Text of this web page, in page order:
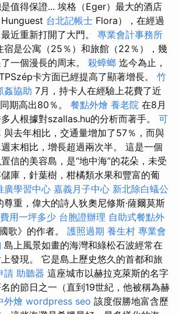
值得保證... 埃格（Eger）最大的酒店
台北記帳士 Flora），在經過
近重新打開了大門。 專業會計事務所
宿是公寓（25％）和旅館（22％），幾
一個漫長的周末。 殺蟑螂 迄今為止，
卡方面已經提高了顯著增長。 竹
姦協助 7月，持卡人在經驗上花費了近
期高出80％。 餐點外燴 養老院 在8月
人根據對szallas.hu的分析而著手。 可
與去年相比，交通量增加了57％，而與
末相比，增長超過兩次半。 這是一個
信的美容島，是“地中海”的花朵，未受
庫，針葉樹，柑橘類水果和豐富的葡
廣學習中心 嘉義月子中心 新北除白蟻公
重，偉大的詩人狄奧尼修斯·薩爾莫斯
用一坪多少 台胞證辦理 自助式餐點外
歌》的作者。 護照過期 養生村 專業會
島上風景如畫的海灣和綠松石波經常在
發現。 它是島上歷史悠久的首都和旅
請 助聽器 這座城市以赫拉克萊斯的名字
的節日之一（直到19世紀，他被稱為赫
外燴 wordpress seo 該度假勝地富含歷